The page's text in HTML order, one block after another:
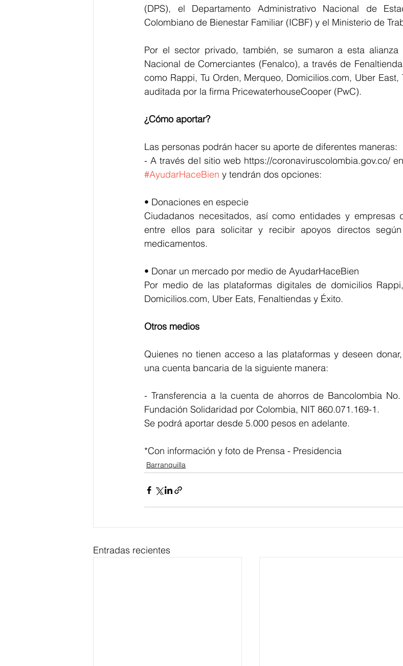
(DPS), el Departamento Administrativo Nacional de
Colombiano de Bienestar Familiar (ICBF) y el Ministerio de
Por el sector privado, también, se sumaron a esta alianza
Nacional de Comerciantes (Fenalco), a través de
como Rappi, Tu Orden, Merqueo, Domicilios.com, Uber East,
auditada por la firma PricewaterhouseCooper (PwC).
¿Cómo aportar?
Las personas podrán hacer su aporte de diferentes maneras:
#AyudarHaceBien y tendrán dos opciones:
• Donaciones en especie
Ciudadanos necesitados, así como entidades y empresas
entre ellos para solicitar y recibir apoyos directos
medicamentos.
• Donar un mercado por medio de AyudarHaceBien
Por medio de las plataformas digitales de domicilios
Domicilios.com, Uber Eats, Fenaltiendas y Éxito.
Otros medios
Quienes no tienen acceso a las plataformas y deseen
una cuenta bancaria de la siguiente manera:
- Transferencia a la cuenta de ahorros de Bancolombia
Fundación Solidaridad por Colombia, NIT 860.071.169-1.
Se podrá aportar desde 5.000 pesos en adelante.
*Con información y foto de Prensa - Presidencia
Barranquilla
Entradas recientes